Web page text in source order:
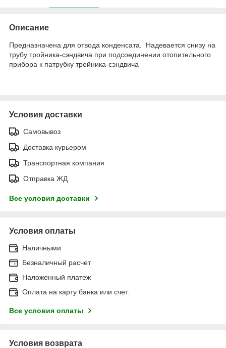
Описание
Предназначена для отвода конденсата. Надевается снизу на
трубу тройника-сэндвича при подсоединении отопительного
прибора к патрубку тройника-сэндвича
Условия доставки
Самовывоз
Доставка курьером
Транспортная компания
Отправка ЖД
Все условия доставки
Условия оплаты
Наличными
Безналичный расчет
Наложенный платеж
Оплата на карту банка или счет.
Все условия оплаты
Условия возврата